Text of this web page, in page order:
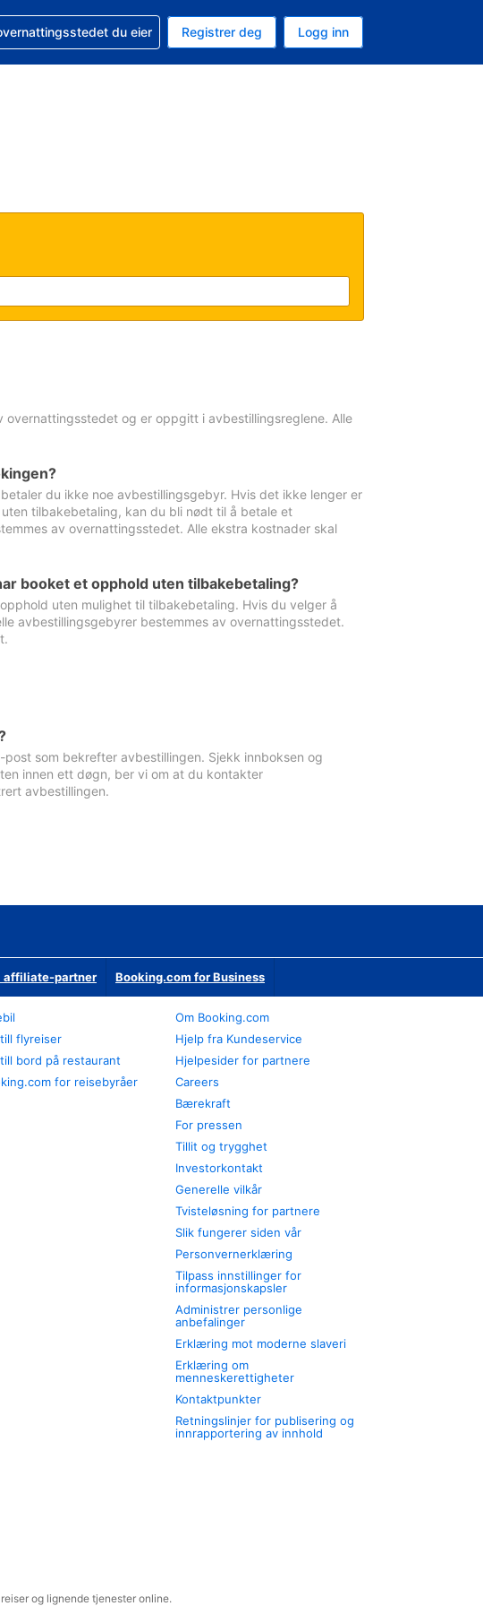
som valuta
Norsk som språk
bookingen din du eier Registrer deg Logg inn
og er oppgitt i avbestillingsreglene. Alle
du ikke noe avbestillingsgebyr. Hvis det ikke lenger er
tilbakebetaling, kan du bli nødt til å betale et
av overnattingsstedet. Alle ekstra kostnader skal
booket et opphold uten tilbakebetaling?
uten mulighet til tilbakebetaling. Hvis du velger å
avbestillingsgebyrer bestemmes av overnattingsstedet.
som bekrefter avbestillingen. Sjekk innboksen og
innen ett døgn, ber vi om at du kontakter
avbestillingen.
affiliate-partner Booking.com for Business
flyreiser
bord på restaurant
for reisebyråer
Om Booking.com
Hjelp fra Kundeservice
Hjelpesider for partnere
Careers
Bærekraft
For pressen
Tillit og trygghet
Investorkontakt
Generelle vilkår
Tvisteløsning for partnere
Slik fungerer siden vår
Personvernerklæring
Tilpass innstillinger for
informasjonskapsler
Administrer personlige
anbefalinger
Erklæring mot moderne slaveri
Erklæring om
menneskerettigheter
Kontaktpunkter
Retningslinjer for publisering og
innrapportering av innhold
og lignende tjenester online.